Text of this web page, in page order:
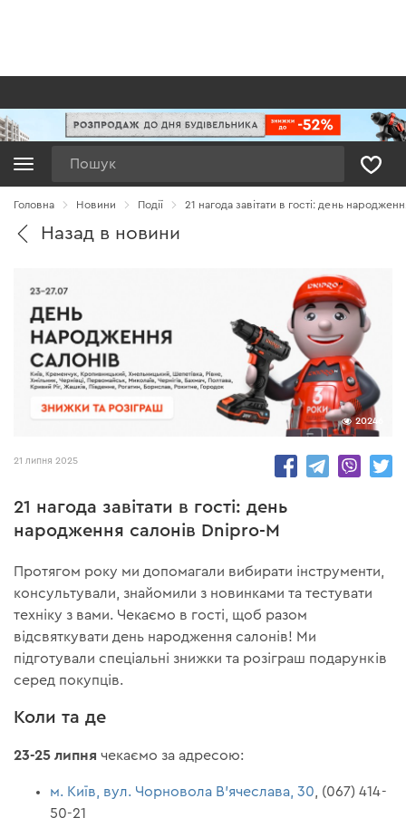
Головна Новини Події 21 нагода завітати в гості: день
Назад в новини
20246
21 липня 2025
21 нагода завітати в гості: день
народження салонів Dnipro-M
Протягом року ми допомагали вибирати інструменти,
консультували, знайомили з новинками та тестувати
техніку з вами. Чекаємо в гості, щоб разом
відсвяткувати день народження салонів! Ми
підготували спеціальні знижки та розіграш подарунків
серед покупців.
Коли та де
23-25 липнячекаємо за адресою:
м. Київ, вул. Чорновола В'ячеслава, 30 , (067) 414-
50-21